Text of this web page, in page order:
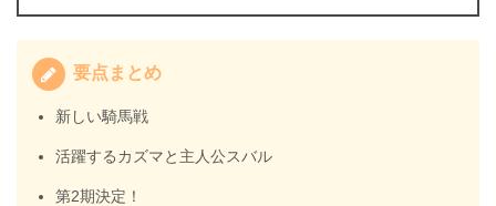
要点まとめ
新しい騎馬戦
活躍するカズマと主人公スバル
第2期決定！